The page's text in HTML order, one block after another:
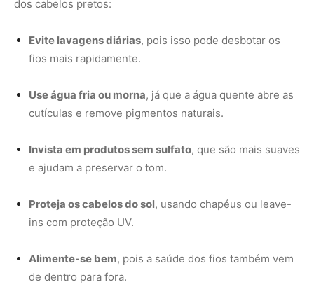
de dentro para fora.
cabelos pretos com aspecto saudável, brilho radiante e
cor intensificada — tudo isso de forma natural e segura.
Leia também –A estratégia da jaguatirica para caçar
no escuro é digna de filme
Leia também – 8 curiosidades sobre o tamanduá-
bandeira que você não sabia
Conheça também – Revista Para+